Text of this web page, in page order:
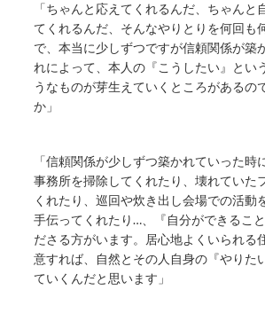
「ちゃんと応えてくれるんだ、ちゃんと
てくれるんだ、そんなやりとりを何回も
で、本当に少しずつですが信頼関係が築
れによって、本人の『こうしたい』とい
うなものが芽生えていくところがあるの
か」
「信頼関係が少しずつ築かれていった時
事務所を掃除してくれたり、壊れていた
くれたり、巡回や炊き出し会場での活動
手伝ってくれたり…、『自分ができるこ
ださる方がいます。居心地よくいられる
意すれば、自然とその人自身の『やりた
ていくんだと思います」